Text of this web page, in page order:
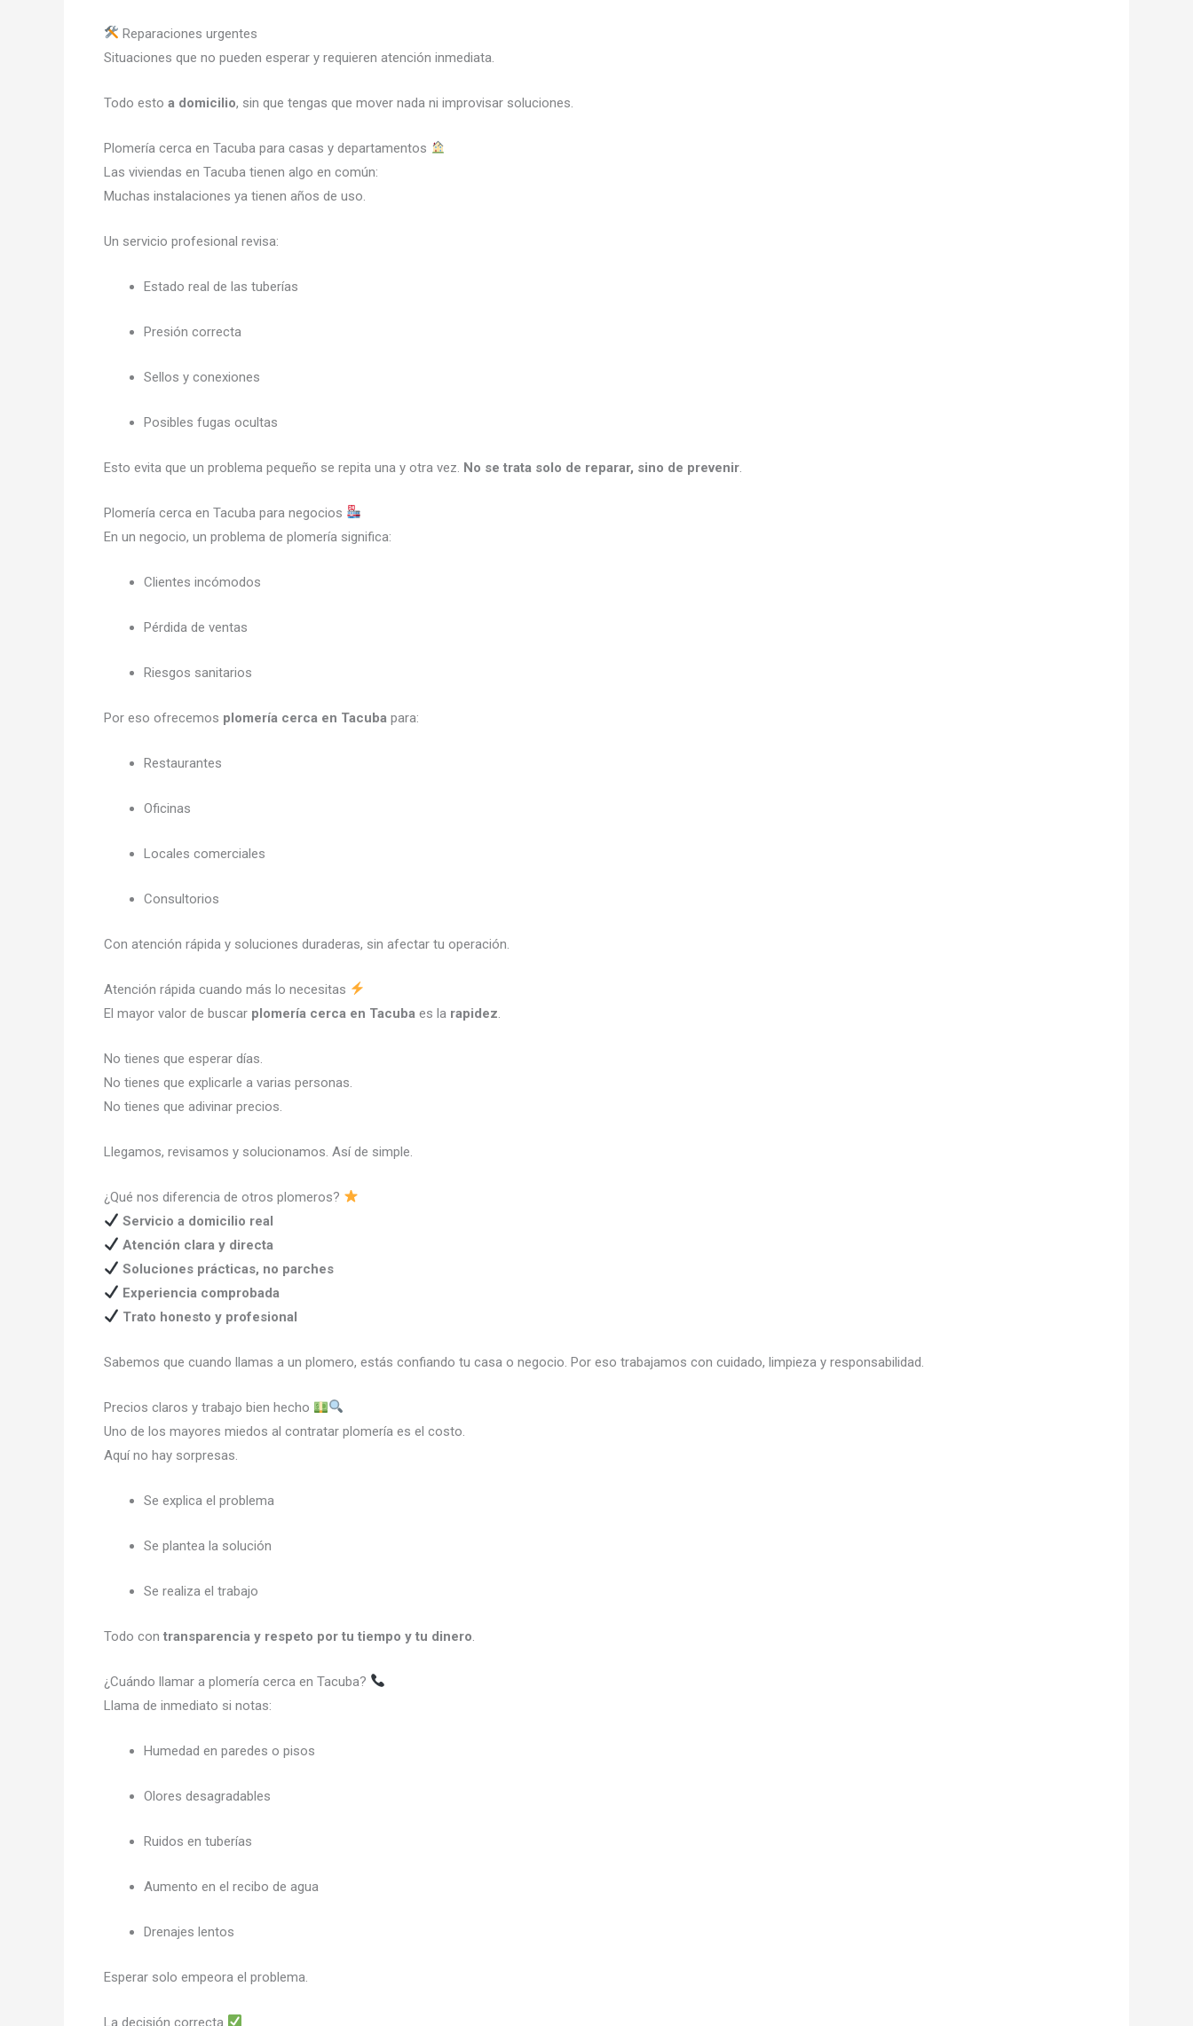
Reparaciones urgentes
Situaciones que no pueden esperar y requieren atención inmediata.
Todo esto a domicilio, sin que tengas que mover nada ni improvisar soluciones.
Plomería cerca en Tacuba para casas y departamentos
Las viviendas en Tacuba tienen algo en común:
Muchas instalaciones ya tienen años de uso.
Un servicio profesional revisa:
Estado real de las tuberías
Presión correcta
Sellos y conexiones
Posibles fugas ocultas
Esto evita que un problema pequeño se repita una y otra vez. No se trata solo de reparar, sino de prevenir
Plomería cerca en Tacuba para negocios
En un negocio, un problema de plomería significa:
Clientes incómodos
Pérdida de ventas
Riesgos sanitarios
Por eso ofrecemos plomería cerca en Tacuba para:
Restaurantes
Oficinas
Locales comerciales
Consultorios
Con atención rápida y soluciones duraderas, sin afectar tu operación.
Atención rápida cuando más lo necesitas
El mayor valor de buscar plomería cerca en Tacuba es la rapidez
No tienes que esperar días.
No tienes que explicarle a varias personas.
No tienes que adivinar precios.
Llegamos, revisamos y solucionamos. Así de simple.
¿Qué nos diferencia de otros plomeros?
Servicio a domicilio real
Atención clara y directa
Soluciones prácticas, no parches
Experiencia comprobada
Trato honesto y profesional
Sabemos que cuando llamas a un plomero, estás confiando tu casa o negocio. Por eso trabajamos con cuidado, limpieza y responsabilidad.
Precios claros y trabajo bien hecho
Uno de los mayores miedos al contratar plomería es el costo.
Aquí no hay sorpresas.
Se explica el problema
Se plantea la solución
Se realiza el trabajo
Todo con transparencia y respeto por tu tiempo y tu dinero
¿Cuándo llamar a plomería cerca en Tacuba?
Llama de inmediato si notas:
Humedad en paredes o pisos
Olores desagradables
Ruidos en tuberías
Aumento en el recibo de agua
Drenajes lentos
Esperar solo empeora el problema.
La decisión correcta